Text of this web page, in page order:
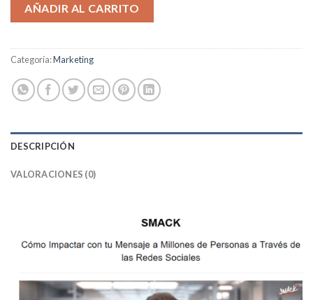
AÑADIR AL CARRITO
Categoría:Marketing
DESCRIPCIÓN
VALORACIONES (0)